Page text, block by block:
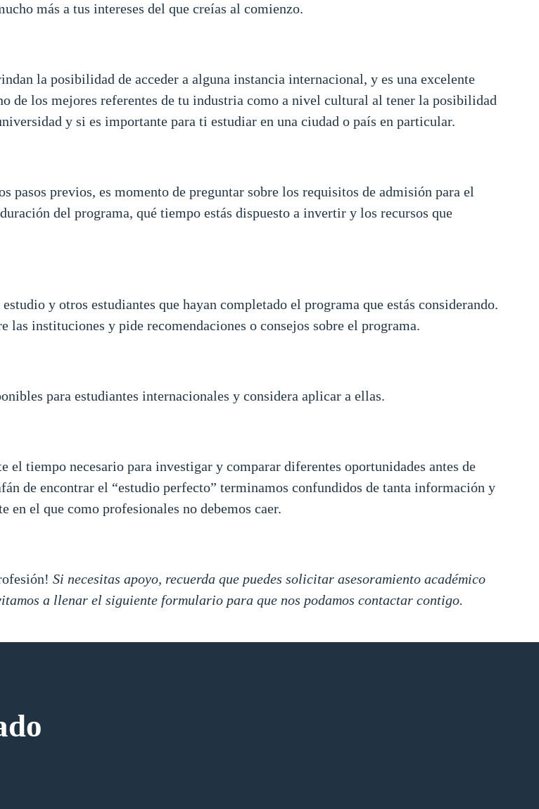
más a tus intereses del que creías al comienzo.
la posibilidad de acceder a alguna instancia internacional, y es una excelente
de los mejores referentes de tu industria como a nivel cultural al tener la posibilidad
y si es importante para ti estudiar en una ciudad o país en particular.
pasos previos, es momento de preguntar sobre los requisitos de admisión para el
del programa, qué tiempo estás dispuesto a invertir y los recursos que
y otros estudiantes que hayan completado el programa que estás considerando.
las instituciones y pide recomendaciones o consejos sobre el programa.
para estudiantes internacionales y considera aplicar a ellas.
el tiempo necesario para investigar y comparar diferentes oportunidades antes de
de encontrar el “estudio perfecto” terminamos confundidos de tanta información y
el que como profesionales no debemos caer.
Si necesitas apoyo, recuerda que puedes solicitar asesoramiento académico
a llenar el siguiente formulario para que nos podamos contactar contigo.